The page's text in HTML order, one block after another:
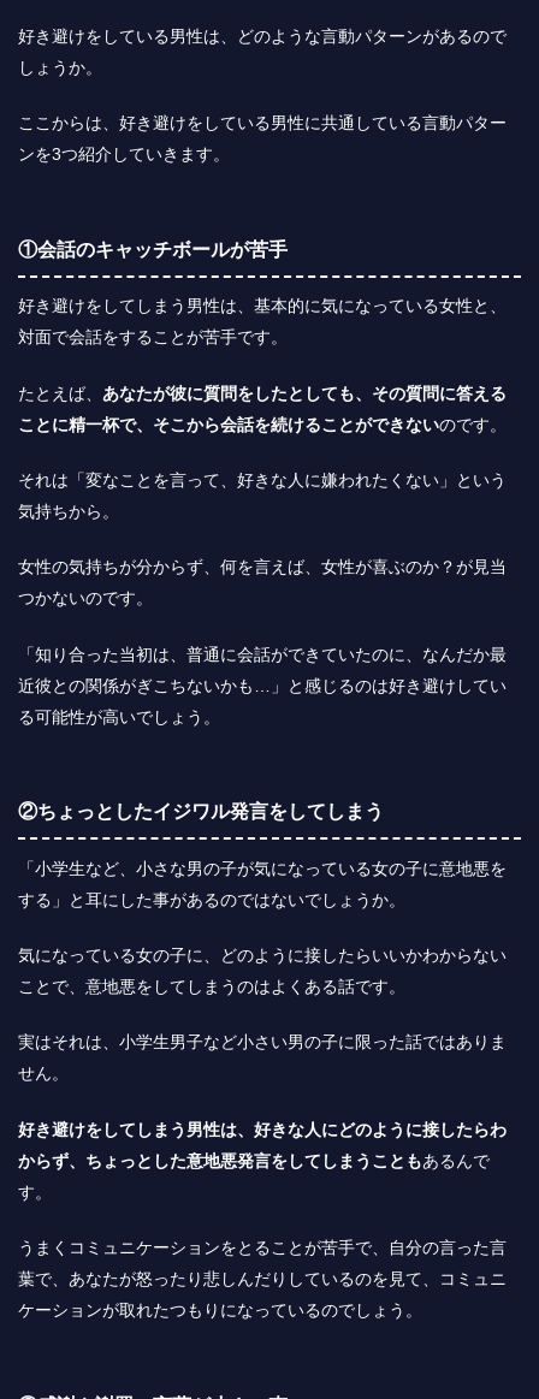
好き避けをしている男性は、どのような言動パターンがあるので
しょうか。
ここからは、好き避けをしている男性に共通している言動パター
ンを3つ紹介していきます。
①会話のキャッチボールが苦手
好き避けをしてしまう男性は、基本的に気になっている女性と、
対面で会話をすることが苦手です。
たとえば、 あなたが彼に質問をしたとしても、その質問に答える
ことに精一杯で、そこから会話を続けることができないのです。
それは「変なことを言って、好きな人に嫌われたくない」という
気持ちから。
女性の気持ちが分からず、何を言えば、女性が喜ぶのか？が見当
つかないのです。
「知り合った当初は、普通に会話ができていたのに、なんだか最
近彼との関係がぎこちないかも…」と感じるのは好き避けしてい
る可能性が高いでしょう。
②ちょっとしたイジワル発言をしてしまう
「小学生など、小さな男の子が気になっている女の子に意地悪を
する」と耳にした事があるのではないでしょうか。
気になっている女の子に、どのように接したらいいかわからない
ことで、意地悪をしてしまうのはよくある話です。
実はそれは、小学生男子など小さい男の子に限った話ではありま
せん。
好き避けをしてしまう男性は、好きな人にどのように接したらわ
からず、ちょっとした意地悪発言をしてしまうこともあるんで
す。
うまくコミュニケーションをとることが苦手で、自分の言った言
葉で、あなたが怒ったり悲しんだりしているのを見て、コミュニ
ケーションが取れたつもりになっているのでしょう。